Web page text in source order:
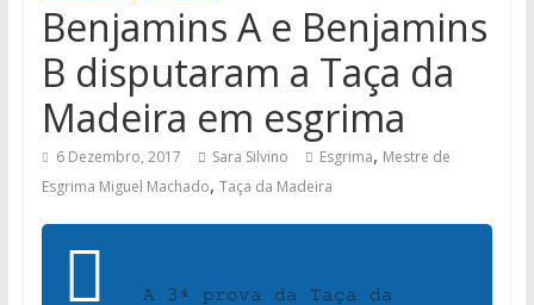
Benjamins A e Benjamins
B disputaram a Taça da
Madeira em esgrima
6 Dezembro, 2017 Sara Silvino Esgrima, Mestre de
Esgrima Miguel Machado, Taça da Madeira
A3ª prova da Taça da